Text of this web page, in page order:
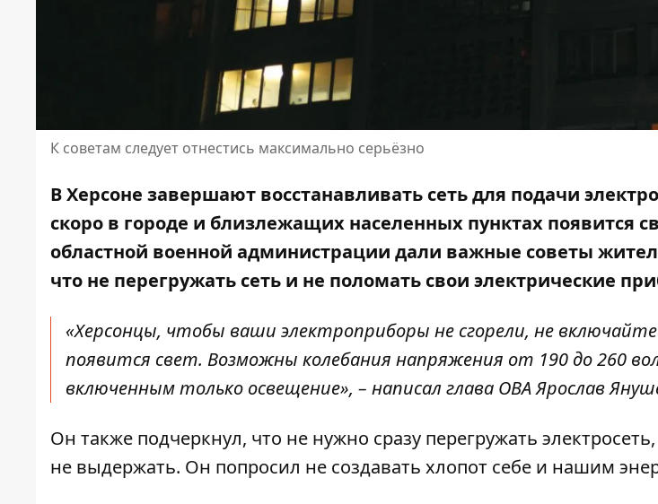
К советам следует отнестись максимально серьёзно
В Херсоне завершают восстанавливать сеть для подачи
скоро в городе и близлежащих населенных пунктах появится
областной военной администрации дали важные советы
что не перегружать сеть и не поломать свои электрические
«Херсонцы, чтобы ваши электроприборы не сгорели, не
появится свет. Возможны колебания напряжения от 190 до 260
включенным только освещение», – написалглава ОВА Ярослав
Он также подчеркнул, что не нужно сразу перегружать
не выдержать. Он попросил не создавать хлопот себе и нашим